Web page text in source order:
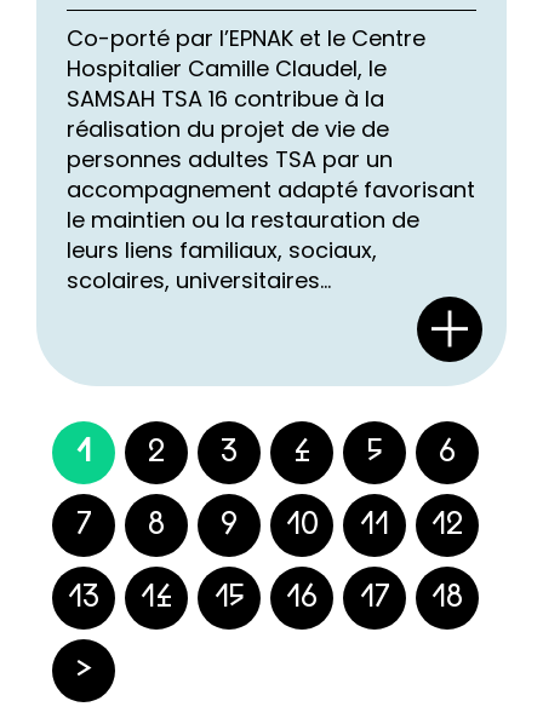
Co-porté par l’EPNAK et le Centre
Hospitalier Camille Claudel, le
SAMSAH TSA 16 contribue à la
réalisation du projet de vie de
personnes adultes TSA par un
accompagnement adapté favorisant
le maintien ou la restauration de
leurs liens familiaux, sociaux,
scolaires, universitaires...
1 2 3 4 5 6
7 8 9 10 11 12
13 14 15 16 17 18
>